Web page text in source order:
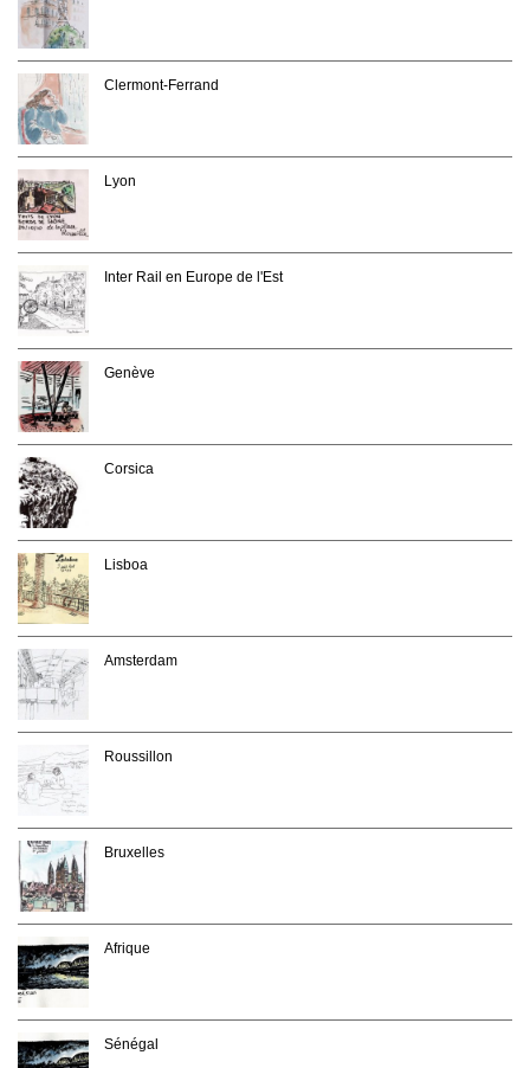
Clermont-Ferrand
Lyon
Inter Rail en Europe de l'Est
Genève
Corsica
Lisboa
Amsterdam
Roussillon
Bruxelles
Afrique
Sénégal